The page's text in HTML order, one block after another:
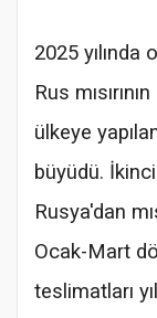
2025 yılında
Rus
ülkeye
büyüdü.
Rusya'dan
Ocak-Mart
teslimatları